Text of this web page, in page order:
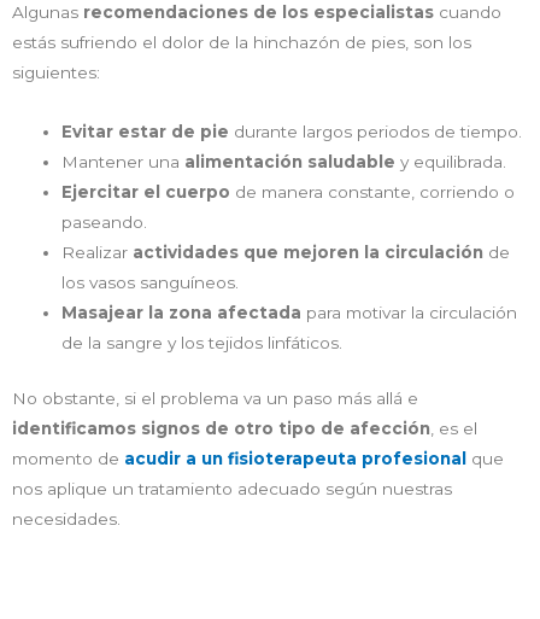
Algunas recomendaciones de los especialistas cuando
estás sufriendo el dolor de la hinchazón de pies, son los
siguientes:
Evitar estar de pie durante largos periodos de tiempo.
Mantener una alimentación saludable y equilibrada.
Ejercitar el cuerpo de manera constante, corriendo o
paseando.
Realizar actividades que mejoren la circulación de
los vasos sanguíneos.
Masajear la zona afectada para motivar la circulación
de la sangre y los tejidos linfáticos.
No obstante, si el problema va un paso más allá e
identificamos signos de otro tipo de afección , es el
momento de acudir a un fisioterapeuta profesional
que
nos aplique un tratamiento adecuado según nuestras
necesidades.